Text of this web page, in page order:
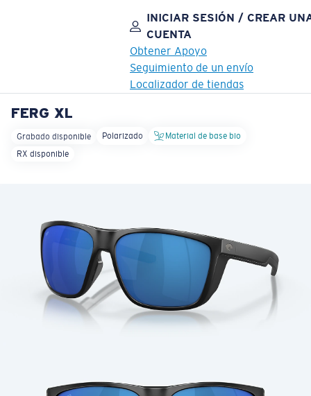
INICIAR SESIÓN / CREAR
CUENTA
Obtener Apoyo
Seguimiento de un envío
Localizador de tiendas
OBJETIVO ACTUALIZADO
Cantidad:
FERG XL
Grabado disponible Polarizado
Material de base bio
RX disponible